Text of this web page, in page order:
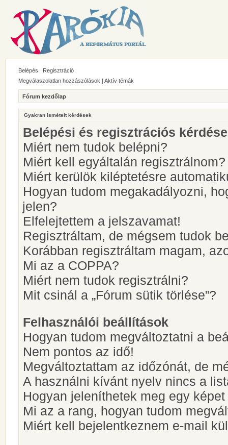
Belépés
Regisztráció
Megválaszolatlan hozzászólások | Aktív témák
Fórum kezdőlap
Gyakran ismételt kérdések
Belépési és regisztrációs
Miért nem tudok belépni?
Miért kell egyáltalán regisztrálnom?
Miért kerülök kiléptetésre
Hogyan tudom megakadályozni,
jelen?
Elfelejtettem a jelszavamat!
Regisztráltam, de mégsem tudok
Korábban regisztráltam magam,
Mi az a COPPA?
Miért nem tudok regisztrálni?
Mit csinál a „Fórum sütik törlése”?
Felhasználói beállítások
Hogyan tudom megváltoztatni a
Nem pontos az idő!
Megváltoztattam az időzónát, de
A használni kívánt nyelv nincs a
Hogyan jeleníthetek meg egy
Mi az a rang, hogyan tudom
Miért kell bejelentkeznem e-mail